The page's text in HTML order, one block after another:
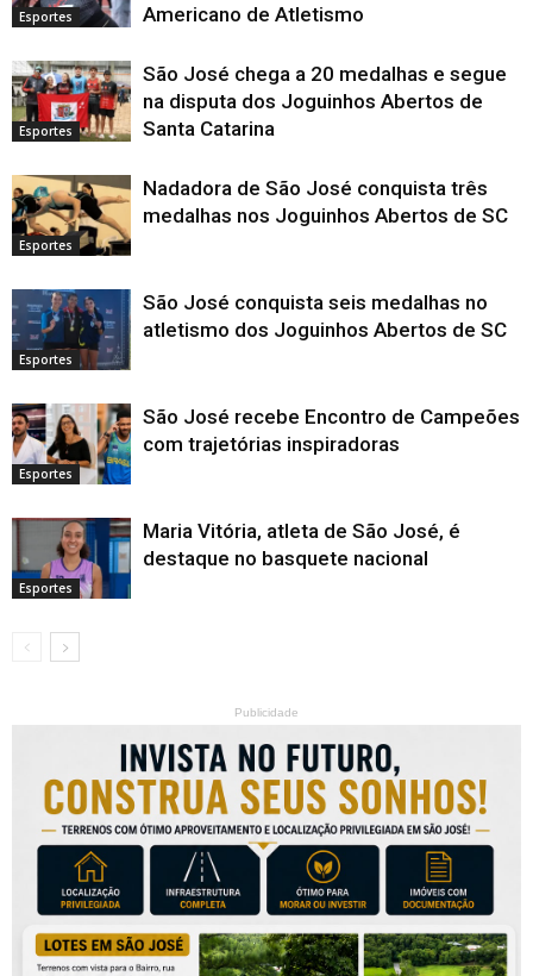
Esportes
Americano de Atletismo
Esportes
São José chega a 20 medalhas e segue
na disputa dos Joguinhos Abertos de
Santa Catarina
Esportes
Nadadora de São José conquista três
medalhas nos Joguinhos Abertos de SC
Esportes
São José conquista seis medalhas no
atletismo dos Joguinhos Abertos de SC
Esportes
São José recebe Encontro de Campeões
com trajetórias inspiradoras
Esportes
Maria Vitória, atleta de São José, é
destaque no basquete nacional
Publicidade